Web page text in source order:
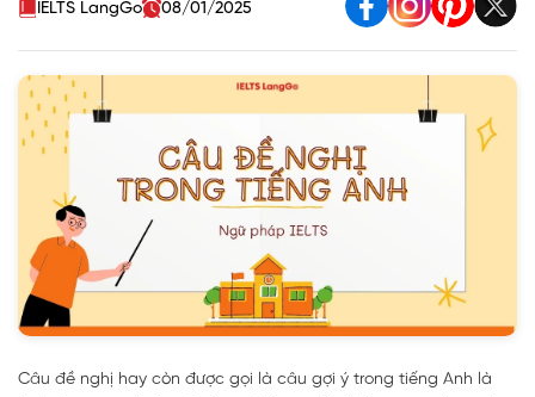
IELTS LangGo 08/01/2025
Câu đề nghị hay còn được gọi là câu gợi ý trong tiếng Anh là